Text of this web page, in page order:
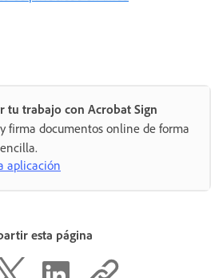
tu trabajo con Acrobat Sign
firma documentos online de forma
aplicación
esta página